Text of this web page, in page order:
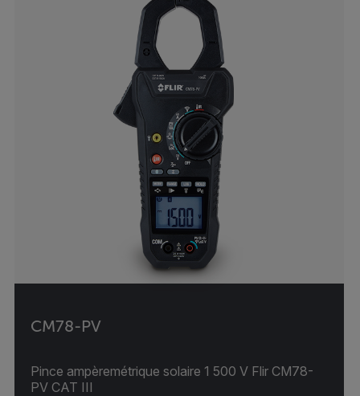
CM78-PV
Pince ampèremétrique solaire 1 500 V Flir CM78-
PV CAT III